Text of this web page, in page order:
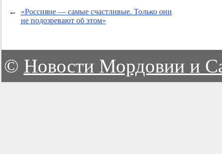
←
«Россияне — самые счастливые. Только они
не подозревают об этом»
© Новости Мордовии и